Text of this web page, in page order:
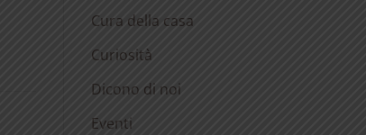
Cura della casa
Curiosità
Dicono di noi
Eventi